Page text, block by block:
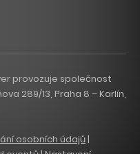
provozuje společnost
289/13, Praha 8 – Karlín,
osobních údajů |